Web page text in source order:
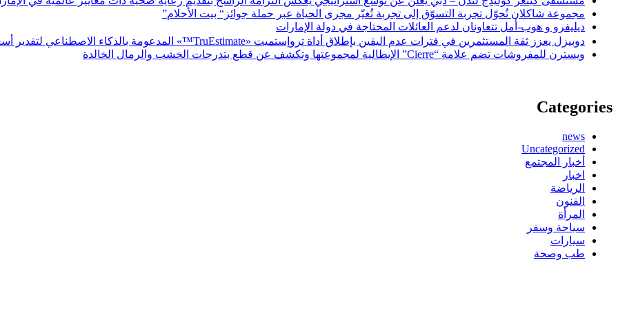
مجموعة شاكلان تُحوّل تجربة التسوّق إلى تجربة تُغيّر مجرى الحياة عبر حملة جوائز“ بيت الأحلام”
ديليفرو و هوب-أمل تتعاونان لدعم العائلات المحتاجة في دولة الإمارات
دوبيزل يعزز ثقة المستثمرين في فترات عدم اليقين بإطلاق أداة تروإستميت «TruEstimate
™» المدعومة بالذكاء الاصطناعي لتقدير
ويسترن للمفروشات تضم علامة “Cierre” الإيطالية لمجموعتها وتكشف عن قطع بتدرجات الخشب والرمال الخالدة
Categories
news
Uncategorized
أخبار المجتمع
اخبار
الرياضة
الفنون
المرأة
سياحة وسفر
سيارات
طب وصحة